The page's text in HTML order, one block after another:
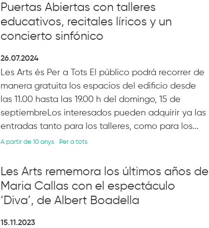
Puertas Abiertas con talleres
educativos, recitales líricos y un
concierto sinfónico
26.07.2024
Les Arts és Per a Tots El público podrá recorrer de
manera gratuita los espacios del edificio desde
las 11.00 hasta las 19.00 h del domingo, 15 de
septiembreLos interesados pueden adquirir ya las
entradas tanto para los talleres, como para los...
A partir de 10 anys Per a tots
Les Arts rememora los últimos años de
Maria Callas con el espectáculo
‘Diva’, de Albert Boadella
15.11.2023